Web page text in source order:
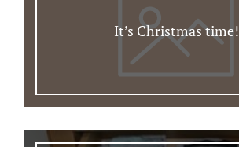
It’s Christmas time!